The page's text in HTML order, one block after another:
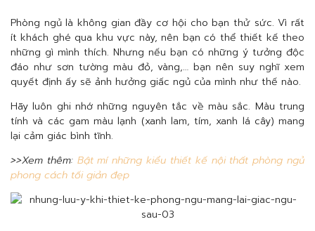
Phòng ngủ là không gian đầy cơ hội cho bạn thử sức. Vì rất
ít khách ghé qua khu vực này, nên bạn có thể thiết kế theo
những gì mình thích. Nhưng nếu bạn có những ý tưởng độc
đáo như sơn tường màu đỏ, vàng,… bạn nên suy nghĩ xem
quyết định ấy sẽ ảnh hưởng giấc ngủ của mình như thế nào.
Hãy luôn ghi nhớ những nguyên tắc về màu sắc. Màu trung
tính và các gam màu lạnh (xanh lam, tím, xanh lá cây) mang
lại cảm giác bình tĩnh.
>>Xem thêm: Bật mí những kiểu thiết kế nội thất phòng ngủ
phong cách tối giản đẹp